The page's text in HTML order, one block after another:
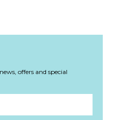
offers and special